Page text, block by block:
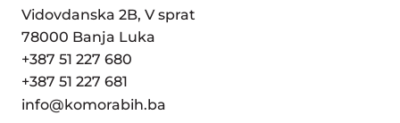
Vidovdanska 2B, V sprat
78000 Banja Luka
+387 51 227 680
+387 51 227 681
info@komorabih.ba